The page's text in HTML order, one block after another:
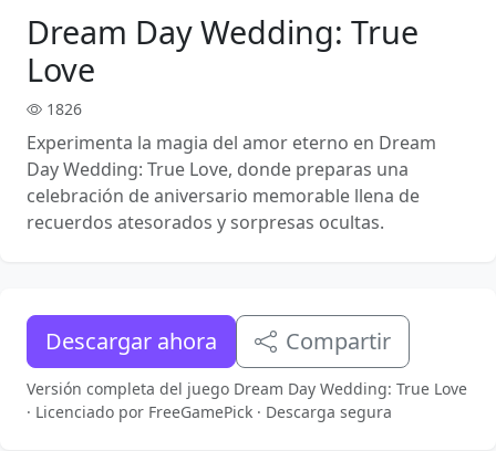
Dream Day Wedding: True
Love
1826
Experimenta la magia del amor eterno en Dream
Day Wedding: True Love, donde preparas una
celebración de aniversario memorable llena de
recuerdos atesorados y sorpresas ocultas.
Descargar ahora Compartir
Versión completa del juego Dream Day Wedding: True Love
· Licenciado por FreeGamePick · Descarga segura